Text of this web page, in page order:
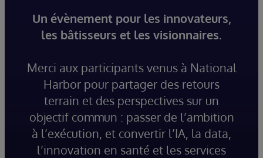
Un évènement pour les innovateurs,
les bâtisseurs et les visionnaires.
Merci aux participants venus à National
Harbor pour partager des retours
terrain et des perspectives sur un
objectif commun : passer de l’ambition
à l’exécution, et convertir l’IA, la data,
l’innovation en santé et les services